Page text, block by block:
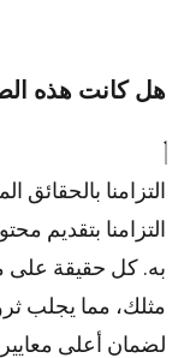
هل كانت هذه
التزامنا بالحقائق
التزامنا بتقديم
به. كل حقيقة على
مثلك، مما يجلب
لضمان أعلى معايير